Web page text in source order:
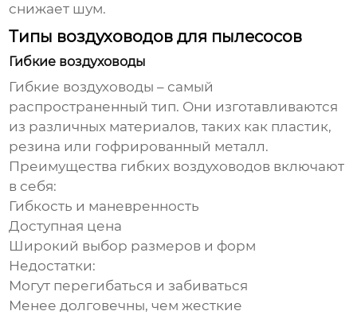
снижает шум.
Типы воздуховодов для пылесосов
Гибкие воздуховоды
Гибкие воздуховоды – самый
распространенный тип. Они изготавливаются
из различных материалов, таких как пластик,
резина или гофрированный металл.
Преимущества гибких воздуховодов включают
в себя:
Гибкость и маневренность
Доступная цена
Широкий выбор размеров и форм
Недостатки:
Могут перегибаться и забиваться
Менее долговечны, чем жесткие